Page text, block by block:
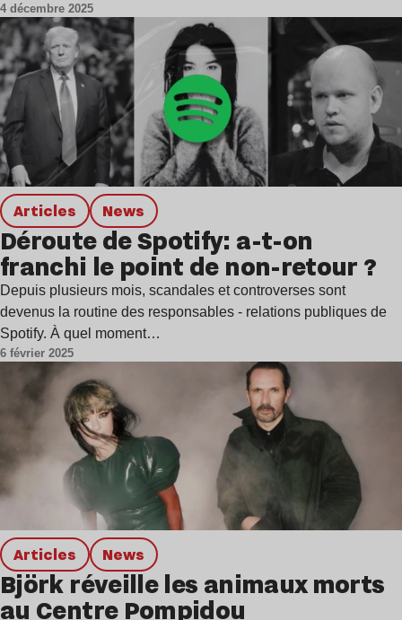
4 décembre 2025
Articles news
Déroute de Spotify: a-t-on
franchi le point de non-retour ?
Depuis plusieurs mois, scandales et controverses sont
devenus la routine des responsables - relations publiques de
Spotify. À quel moment…
6 février 2025
Articles news
Björk réveille les animaux morts
au Centre Pompidou